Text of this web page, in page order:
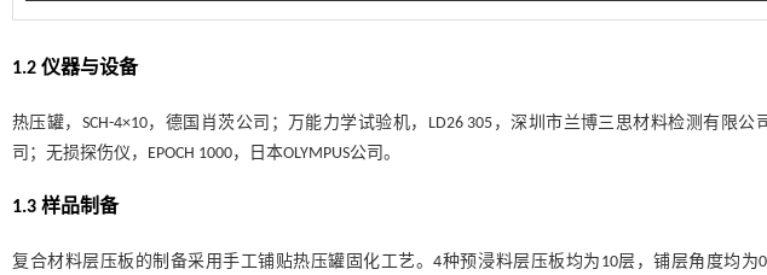
1.2 仪器与设备
热压罐，SCH-4×10，德国肖茨公司；万能力学试验机，LD26 305，深圳市兰博三思材料检测有限公
司；无损探伤仪，EPOCH 1000，日本OLYMPUS公司。
1.3 样品制备
复合材料层压板的制备采用手工铺贴热压罐固化工艺。4种预浸料层压板均为10层，铺层角度均为0°